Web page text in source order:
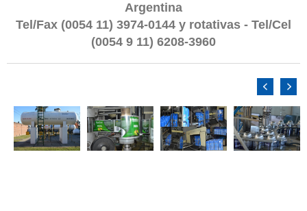
Argentina
Tel/Fax (0054 11) 3974-0144 y rotativas - Tel/Cel
(0054 9 11) 6208-3960